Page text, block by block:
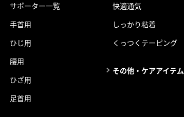
サポーター一覧
手首用
ひじ用
腰用
ひざ用
足首用
快適通気
しっかり粘着
くっつくテーピング
その他・ケアアイテム